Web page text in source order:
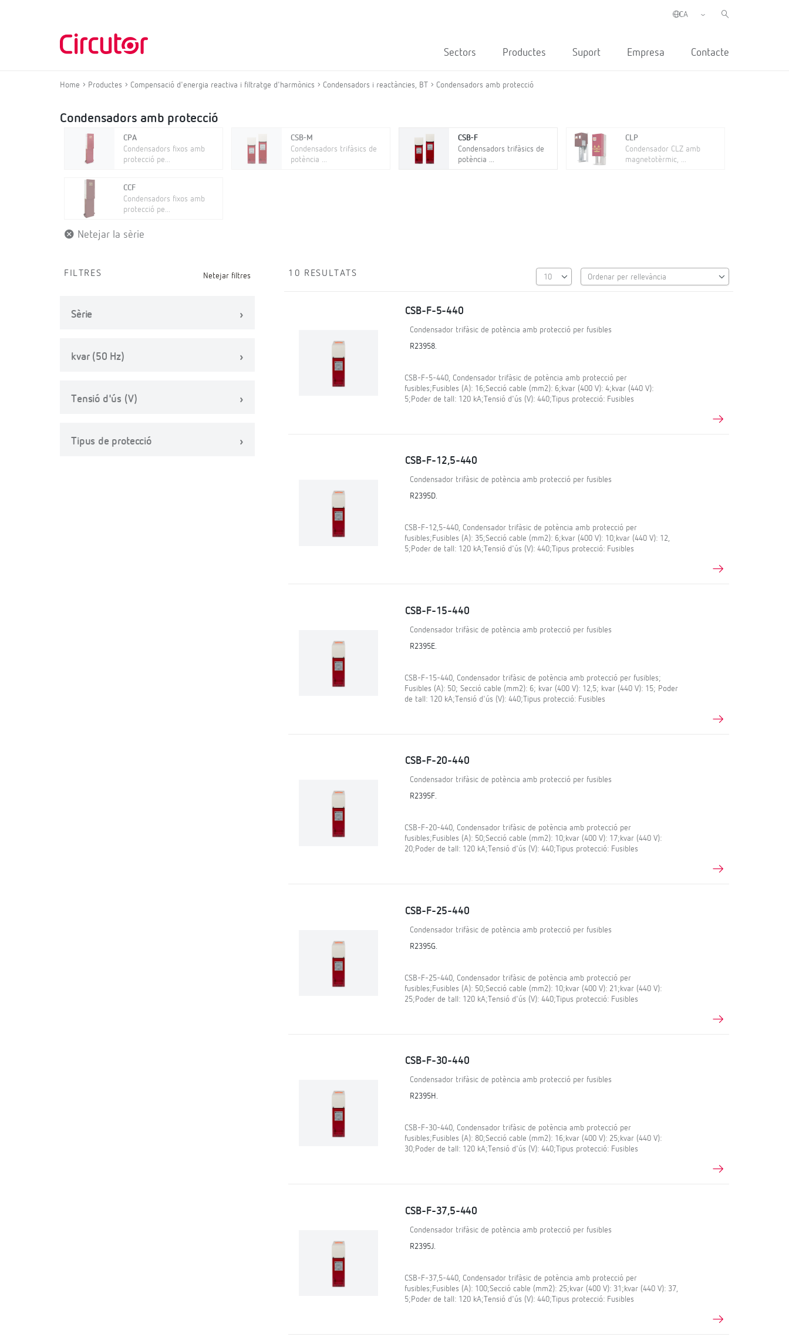
Sectors Productes Suport Empresa Contacte
Home Productes Compensació d'energia reactiva i filtratge d'harmònics Condensadors i reactàncies, BT Condensadors amb protecció
Condensadors amb protecció
CPA
Condensadors fixos amb
protecció pe...
CSB-M
Condensadors trifàsics de
potència ...
CSB-F
Condensadors trifàsics de
potència ...
CLP
Condensador CLZ amb
magnetotèrmic, ...
CCF
Condensadors fixos amb
protecció pe...
Netejar la sèrie
FILTRES Netejar filtres
Sèrie
kvar (50 Hz)
Tensió d'ús (V)
Tipus de protecció
10 RESULTATS
CSB-F-5-440
Condensador trifàsic de potència amb protecció per fusibles
R23958.
CSB-F-5-440, Condensador trifàsic de potència amb protecció per
fusibles;Fusibles (A): 16;Secció cable (mm2): 6;kvar (400 V): 4;kvar (440 V):
5;Poder de tall: 120 kA;Tensió d'ús (V): 440;Tipus protecció: Fusibles
CSB-F-12,5-440
Condensador trifàsic de potència amb protecció per fusibles
R2395D.
CSB-F-12,5-440, Condensador trifàsic de potència amb protecció per
fusibles;Fusibles (A): 35;Secció cable (mm2): 6;kvar (400 V): 10;kvar (440 V): 12,
5;Poder de tall: 120 kA;Tensió d'ús (V): 440;Tipus protecció: Fusibles
CSB-F-15-440
Condensador trifàsic de potència amb protecció per fusibles
R2395E.
CSB-F-15-440, Condensador trifàsic de potència amb protecció per fusibles;
Fusibles (A): 50; Secció cable (mm2): 6; kvar (400 V): 12,5; kvar (440 V): 15; Poder
de tall: 120 kA;Tensió d'ús (V): 440;Tipus protecció: Fusibles
CSB-F-20-440
Condensador trifàsic de potència amb protecció per fusibles
R2395F.
CSB-F-20-440, Condensador trifàsic de potència amb protecció per
fusibles;Fusibles (A): 50;Secció cable (mm2): 10;kvar (400 V): 17;kvar (440 V):
20;Poder de tall: 120 kA;Tensió d'ús (V): 440;Tipus protecció: Fusibles
CSB-F-25-440
Condensador trifàsic de potència amb protecció per fusibles
R2395G.
CSB-F-25-440, Condensador trifàsic de potència amb protecció per
fusibles;Fusibles (A): 50;Secció cable (mm2): 10;kvar (400 V): 21;kvar (440 V):
25;Poder de tall: 120 kA;Tensió d'ús (V): 440;Tipus protecció: Fusibles
CSB-F-30-440
Condensador trifàsic de potència amb protecció per fusibles
R2395H.
CSB-F-30-440, Condensador trifàsic de potència amb protecció per
fusibles;Fusibles (A): 80;Secció cable (mm2): 16;kvar (400 V): 25;kvar (440 V):
30;Poder de tall: 120 kA;Tensió d'ús (V): 440;Tipus protecció: Fusibles
CSB-F-37,5-440
Condensador trifàsic de potència amb protecció per fusibles
R2395J.
CSB-F-37,5-440, Condensador trifàsic de potència amb protecció per
fusibles;Fusibles (A): 100;Secció cable (mm2): 25;kvar (400 V): 31;kvar (440 V): 37,
5;Poder de tall: 120 kA;Tensió d'ús (V): 440;Tipus protecció: Fusibles